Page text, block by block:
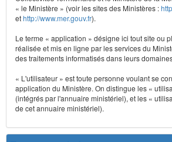
« le Ministère » (voir les sites des Ministères :
ethttp://www.mer.gouv.fr).
Le terme « application » désigne ici tout site ou
réalisée et mis en ligne par les services du
des traitements informatisés dans leurs
« L'utilisateur » est toute personne voulant se
application du Ministère. On distingue les «
(intégrés par l'annuaire ministériel), et les «
de cet annuaire ministériel).